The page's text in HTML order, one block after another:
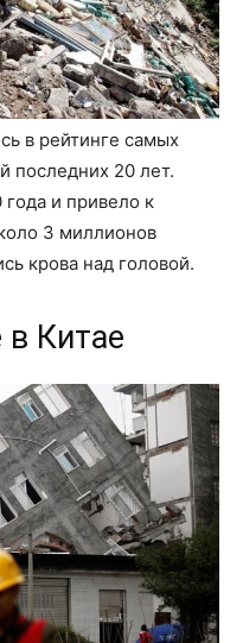
в рейтинге самых
последних 20 лет.
и привело к
3 миллионов
крова над головой.
Китае